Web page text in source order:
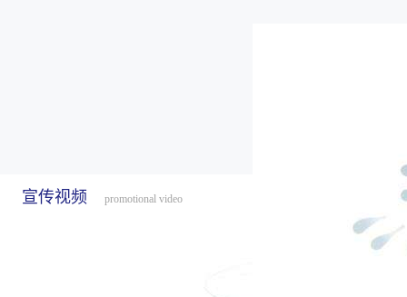
宣传视频 promotional video